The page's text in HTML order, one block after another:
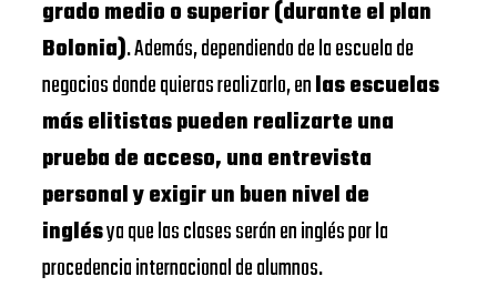
grado medio o superior (durante el plan
Bolonia). Además, dependiendo de la escuela de
negocios donde quieras realizarlo, enlas escuelas
más elitistas pueden realizarte una
prueba de acceso, una entrevista
personal y exigir un buen nivel de
inglésya que las clases serán en inglés por la
procedencia internacional de alumnos.